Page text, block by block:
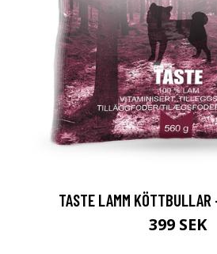
TASTE LAMM
399 SEK